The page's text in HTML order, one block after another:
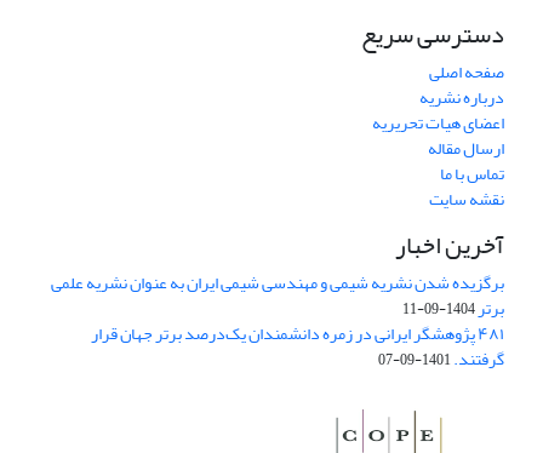
دسترسی سریع
صفحه اصلی
درباره نشریه
اعضای هیات تحریریه
ارسال مقاله
تماس با ما
نقشه سایت
آخرین اخبار
برگزیده شدن نشریه شیمی و مهندسی شیمی ایران به عنوان نشریه علمی
برتر1404-09-11
۴۸۱ پژوهشگر ایرانی در زمره دانشمندان یک‌درصد برتر جهان قرار
گرفتند.1401-09-07